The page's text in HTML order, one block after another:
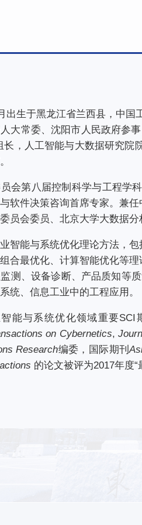
出生于黑龙江省兰西县，中
大常委、沈阳市人民政府参
长，人工智能与大数据研究
会第八届控制科学与工程学
软件决策咨询首席专家。兼
员会委员、北京大学大数据
智能与系统优化理论方法，
合最优化、计算智能优化等
测、设备诊断、产品质知等
统、信息工业中的工程应用。
能与系统优化领域重要SCI
on Cybernetics,
Research编委，国际期刊
的论文被评为2017年度“